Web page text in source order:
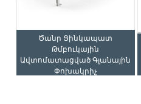
Ծանր Ցինկապատ
Թմբուկային
Ավտոմատացված Գլանային
Փոխակրիչ